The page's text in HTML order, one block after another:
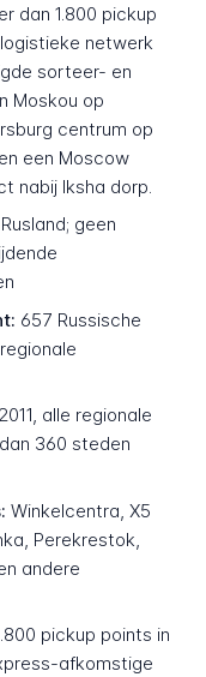
dan 1.800 pickup
netwerk
sorteer- en
Moskou op
centrum op
een Moscow
nabij Iksha dorp.
geen
657 Russische
alle regionale
360 steden
Winkelcentra, X5
Perekrestok,
andere
pickup points in
afkomstige